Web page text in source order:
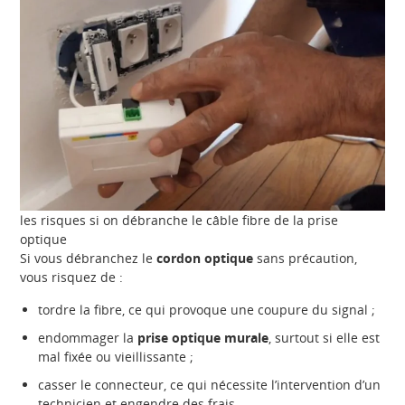
les risques si on débranche le câble fibre de la prise
optique
Si vous débranchez lecordon optique sans précaution,
vous risquez de :
tordre la fibre, ce qui provoque une coupure du signal ;
endommager la prise optique murale, surtout si elle est
mal fixée ou vieillissante ;
casser le connecteur, ce qui nécessite l’intervention d’un